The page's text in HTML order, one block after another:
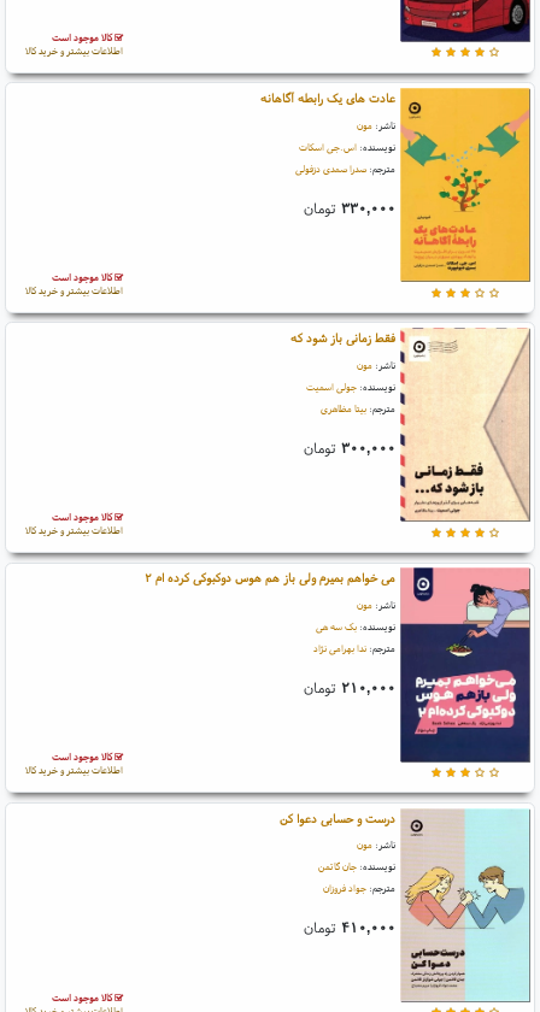
کالا موجود است
اطلاعات بیشتر و خرید کالا
عادت های یک رابطه آگاهانه
ناشر: مون
نویسنده: اس.جی اسکات
مترجم: صدرا صمدی دزفولی
۳۳۰,۰۰۰ تومان
کالا موجود است
اطلاعات بیشتر و خرید کالا
فقط زمانی باز شود که
ناشر: مون
نویسنده: جولی اسمیت
مترجم: بیتا مظاهری
۳۰۰,۰۰۰ تومان
کالا موجود است
اطلاعات بیشتر و خرید کالا
می خواهم بمیرم ولی باز هم هوس دوکبوکی کرده ام ۲
ناشر: مون
نویسنده: بک سه هی
مترجم: ندا بهرامی نژاد
۲۱۰,۰۰۰ تومان
کالا موجود است
اطلاعات بیشتر و خرید کالا
درست و حسابی دعوا کن
ناشر: مون
نویسنده: جان گاتمن
مترجم: جواد فروزان
۴۱۰,۰۰۰ تومان
کالا موجود است